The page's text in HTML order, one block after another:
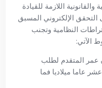
اللازمة للقيادة
التحقق الإلكتروني المسبق
النظامية وتجنب
الآتي:
عمر المتقدم لطلب
عاما ميلاديا فما